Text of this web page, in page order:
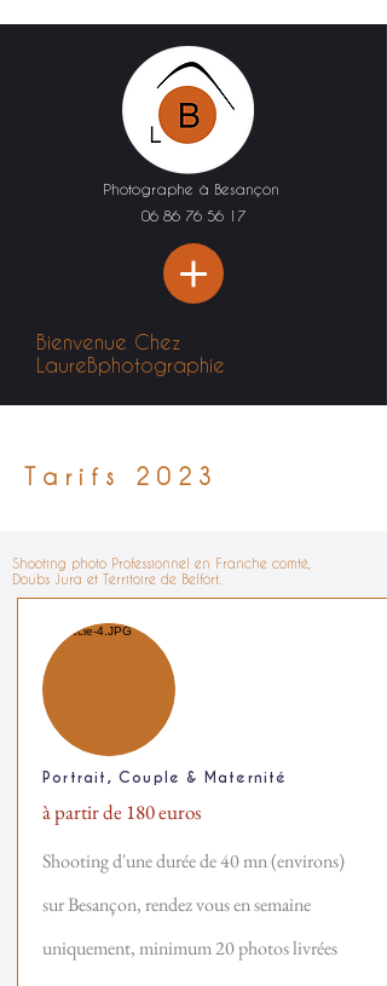
Photographe à Besançon
06 86 76 56 17
Bienvenue Chez
LaureBphotographie
Tarifs 2023
Shooting photo Professionnel en Franche comté,
Doubs Jura et Territoire de Belfort.
Portrait, Couple & Maternité
à partir de 180 euros
Shooting d'une durée de 40 mn (environs)
surBesançon, rendez vous en semaine
uniquement, minimum 20 photos livrées